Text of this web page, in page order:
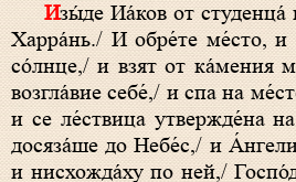
Изы́де Иа́ков от студенца́ кля́твеннаго и и́де в
Харра́нь./ И обре́те ме́сто, и
со́лнце,/ и взят от ка́мения
возгла́вие себе́,/ и спа на
и се ле́ствица утвержде́на
досяза́ше до Небе́с,/ и
и нисхожда́ху по ней,/